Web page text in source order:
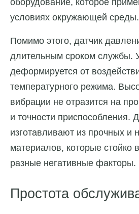
оборудование, которое
условиях окружающей среды.
Помимо этого, датчик
длительным сроком службы.
деформируется от
температурного режима.
вибрации не отразится на
и точности приспособления.
изготавливают из прочных и
материалов, которые стойко
разные негативные факторы.
Простота